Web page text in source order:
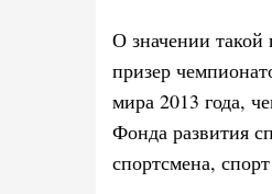
О значении
призер
мира 2013 года,
Фонда развития
спортсмена,